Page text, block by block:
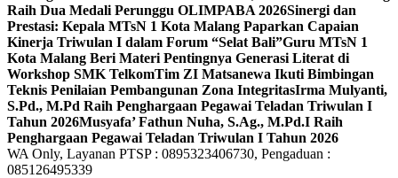
Raih Dua Medali Perunggu OLIMPABA 2026Sinergi dan
Prestasi: Kepala MTsN 1 Kota Malang Paparkan Capaian
Kinerja Triwulan I dalam Forum “Selat Bali”Guru MTsN 1
Kota Malang Beri Materi Pentingnya Generasi Literat di
Workshop SMK TelkomTim ZI Matsanewa Ikuti Bimbingan
Teknis Penilaian Pembangunan Zona IntegritasIrma Mulyanti,
S.Pd., M.Pd Raih Penghargaan Pegawai Teladan Triwulan I
Tahun 2026Musyafa’ Fathun Nuha, S.Ag., M.Pd.I Raih
Penghargaan Pegawai Teladan Triwulan I Tahun 2026
WA Only, Layanan PTSP : 0895323406730, Pengaduan :
085126495339